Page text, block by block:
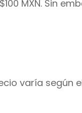
MXN. Sin
varía según